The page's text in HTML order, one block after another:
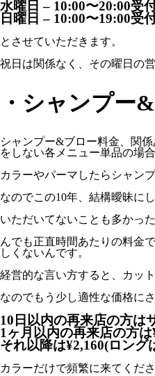
水曜日 – 10:00〜20:00受
日曜日 – 10:00〜19:00受
とさせていただきます。
祝日は関係なく、その曜日の
・シャンプー
シャンプー&ブロー料金、関
をしない各メニュー単品の場
カラーやパーマしたらシャン
なのでこの10年、結構曖昧に
いただいてないことも多かった
んでも正直時間あたりの料金
しくないんです。
経営的な言い方すると、カッ
なのでもう少し適性な価格に
10日以内の再来店の方は
1ヶ月以内の再来店の方
それ以降は¥2,160(ロング
カラーだけで頻繁に来てくだ